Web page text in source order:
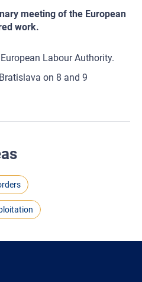
meeting of the European
work.
Labour Authority.
on 8 and 9